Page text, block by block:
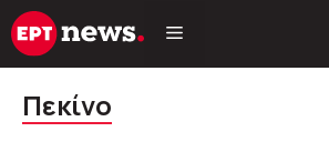
Μετάβαση
σε
Πεκίνο